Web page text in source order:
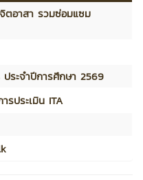
ตอาสา รวมซ่อมแซม
ะจำปีการศึกษา 2569
รประเมิน ITA